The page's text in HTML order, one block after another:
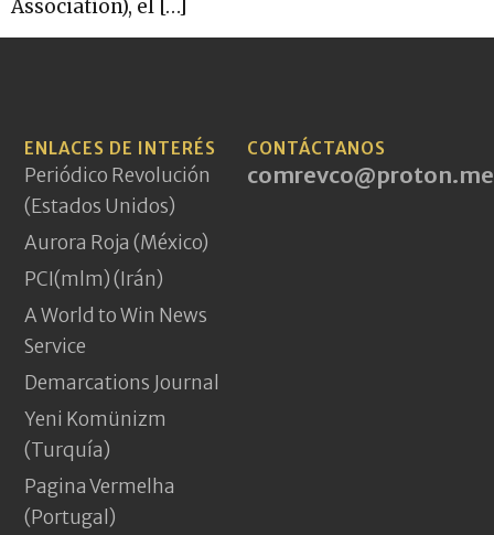
Association), el […]
ENLACES DE INTERÉS
Periódico Revolución
(Estados Unidos)
Aurora Roja (México)
PCI(mlm) (Irán)
A World to Win News
Service
Demarcations Journal
Yeni Komünizm
(Turquía)
Pagina Vermelha
(Portugal)
CONTÁCTANOS
comrevco@proton.me